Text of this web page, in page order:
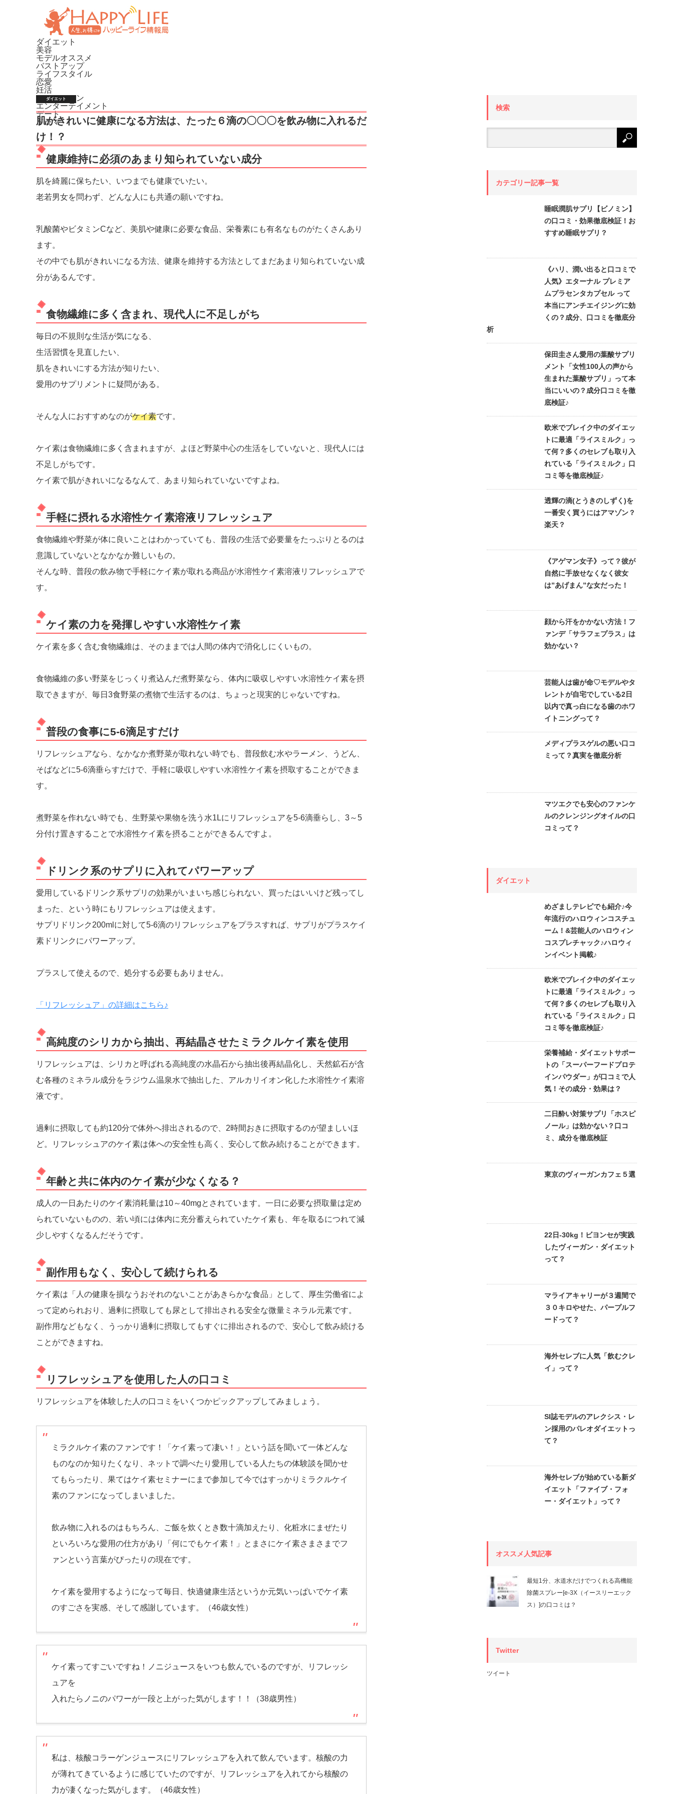
ダイエット
美容
モデルオススメ
バストアップ
ライフスタイル
恋愛
妊活
ファッション
エンターテイメント
デート
ドラマ
ダイエット
肌がきれいに健康になる方法は、たった６滴の〇〇〇を飲み物に入れるだ
け！？
健康維持に必須のあまり知られていない成分
肌を綺麗に保ちたい、いつまでも健康でいたい。
老若男女を問わず、どんな人にも共通の願いですね。
乳酸菌やビタミンCなど、美肌や健康に必要な食品、栄養素にも有名なものがたくさんあり
ます。
その中でも肌がきれいになる方法、健康を維持する方法としてまだあまり知られていない成
分があるんです。
食物繊維に多く含まれ、現代人に不足しがち
毎日の不規則な生活が気になる、
生活習慣を見直したい、
肌をきれいにする方法が知りたい、
愛用のサプリメントに疑問がある。
そんな人におすすめなのがケイ素です。
ケイ素は食物繊維に多く含まれますが、よほど野菜中心の生活をしていないと、現代人には
不足しがちです。
ケイ素で肌がきれいになるなんて、あまり知られていないですよね。
手軽に摂れる水溶性ケイ素溶液リフレッシュア
食物繊維や野菜が体に良いことはわかっていても、普段の生活で必要量をたっぷりとるのは
意識していないとなかなか難しいもの。
そんな時、普段の飲み物で手軽にケイ素が取れる商品が水溶性ケイ素溶液リフレッシュアで
す。
ケイ素の力を発揮しやすい水溶性ケイ素
ケイ素を多く含む食物繊維は、そのままでは人間の体内で消化しにくいもの。
食物繊維の多い野菜をじっくり煮込んだ煮野菜なら、体内に吸収しやすい水溶性ケイ素を摂
取できますが、毎日3食野菜の煮物で生活するのは、ちょっと現実的じゃないですね。
普段の食事に5-6滴足すだけ
リフレッシュアなら、なかなか煮野菜が取れない時でも、普段飲む水やラーメン、うどん、
そばなどに5-6滴垂らすだけで、手軽に吸収しやすい水溶性ケイ素を摂取することができま
す。
煮野菜を作れない時でも、生野菜や果物を洗う水1Lにリフレッシュアを5-6滴垂らし、3～5
分付け置きすることで水溶性ケイ素を摂ることができるんですよ。
ドリンク系のサプリに入れてパワーアップ
愛用しているドリンク系サプリの効果がいまいち感じられない、買ったはいいけど残ってし
まった、という時にもリフレッシュアは使えます。
サプリドリンク200mlに対して5-6滴のリフレッシュアをプラスすれば、サプリがプラスケイ
素ドリンクにパワーアップ。
プラスして使えるので、処分する必要もありません。
「リフレッシュア」の詳細はこちら♪
高純度のシリカから抽出、再結晶させたミラクルケイ素を使用
リフレッシュアは、シリカと呼ばれる高純度の水晶石から抽出後再結晶化し、天然鉱石が含
む各種のミネラル成分をラジウム温泉水で抽出した、アルカリイオン化した水溶性ケイ素溶
液です。
過剰に摂取しても約120分で体外へ排出されるので、2時間おきに摂取するのが望ましいほ
ど。リフレッシュアのケイ素は体への安全性も高く、安心して飲み続けることができます。
年齢と共に体内のケイ素が少なくなる？
成人の一日あたりのケイ素消耗量は10～40mgとされています。一日に必要な摂取量は定め
られていないものの、若い頃には体内に充分蓄えられていたケイ素も、年を取るにつれて減
少しやすくなるんだそうです。
副作用もなく、安心して続けられる
ケイ素は「人の健康を損なうおそれのないことがあきらかな食品」として、厚生労働省によ
って定められおり、過剰に摂取しても尿として排出される安全な微量ミネラル元素です。
副作用などもなく、うっかり過剰に摂取してもすぐに排出されるので、安心して飲み続ける
ことができますね。
リフレッシュアを使用した人の口コミ
リフレッシュアを体験した人の口コミをいくつかピックアップしてみましょう。
ミラクルケイ素のファンです！「ケイ素って凄い！」という話を聞いて一体どんな
ものなのか知りたくなり、ネットで調べたり愛用している人たちの体験談を聞かせ
てもらったり、果てはケイ素セミナーにまで参加して今ではすっかりミラクルケイ
素のファンになってしまいました。
飲み物に入れるのはもちろん、ご飯を炊くとき数十滴加えたり、化粧水にまぜたり
といろいろな愛用の仕方があり「何にでもケイ素！」とまさにケイ素さまさまでフ
ァンという言葉がぴったりの現在です。
ケイ素を愛用するようになって毎日、快適健康生活というか元気いっぱいでケイ素
のすごさを実感、そして感謝しています。（46歳女性）
ケイ素ってすごいですね！ノニジュースをいつも飲んでいるのですが、リフレッシ
ュアを
入れたらノニのパワーが一段と上がった気がします！！（38歳男性）
私は、核酸コラーゲンジュースにリフレッシュアを入れて飲んでいます。核酸の力
が薄れてきているように感じていたのですが、リフレッシュアを入れてから核酸の
力が凄くなった気がします。（46歳女性）
検索
カテゴリー記事一覧
睡眠潤肌サプリ【ビノミン】
の口コミ・効果徹底検証！お
すすめ睡眠サプリ？
《ハリ、潤い出ると口コミで
人気》エターナル プレミア
ムプラセンタカプセル って
本当にアンチエイジングに効
くの？成分、口コミを徹底分
析
保田圭さん愛用の葉酸サプリ
メント「女性100人の声から
生まれた葉酸サプリ」って本
当にいいの？成分口コミを徹
底検証♪
欧米でブレイク中のダイエッ
トに最適「ライスミルク」っ
て何？多くのセレブも取り入
れている「ライスミルク」口
コミ等を徹底検証♪
透輝の滴(とうきのしずく)を
一番安く買うにはアマゾン？
楽天？
《アゲマン女子》って？彼が
自然に手放せなくなく彼女
は”あげまん”な女だった！
顔から汗をかかない方法！フ
ァンデ「サラフェプラス」は
効かない？
芸能人は歯が命♡モデルやタ
レントが自宅でしている2日
以内で真っ白になる歯のホワ
イトニングって？
メディプラスゲルの悪い口コ
ミって？真実を徹底分析
マツエクでも安心のファンケ
ルのクレンジングオイルの口
コミって？
ダイエット
めざましテレビでも紹介♪今
年流行のハロウィンコスチュ
ーム！&芸能人のハロウィン
コスプレチャック♪ハロウィ
ンイベント掲載♪
欧米でブレイク中のダイエッ
トに最適「ライスミルク」っ
て何？多くのセレブも取り入
れている「ライスミルク」口
コミ等を徹底検証♪
栄養補給・ダイエットサポー
トの「スーパーフードプロテ
インパウダー」が口コミで人
気！その成分・効果は？
二日酔い対策サプリ「ホスピ
ノール」は効かない？口コ
ミ、成分を徹底検証
東京のヴィーガンカフェ５選
22日-30kg！ビヨンセが実践
したヴィーガン・ダイエット
って？
マライアキャリーが３週間で
３０キロやせた、パープルフ
ードって？
海外セレブに人気「飲むクレ
イ」って？
SI誌モデルのアレクシス・レ
ン採用のパレオダイエットっ
て？
海外セレブが始めている新ダ
イエット「ファイブ・フォ
ー・ダイエット」って？
オススメ人気記事
最短1分、水道水だけでつくれる高機能
除菌スプレー[e-3X（イースリーエック
ス）]の口コミは？
Twitter
ツイート